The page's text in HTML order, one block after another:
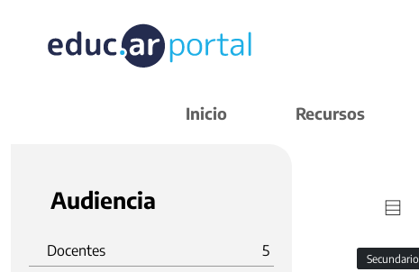
Inicio Recursos
Audiencia
Docentes
5
Secundario